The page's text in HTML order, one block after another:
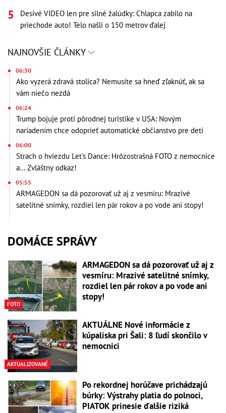
Desivé VIDEO len pre silné žalúdky: Chlapca zabilo na
priechode auto! Telo našli o 150 metrov ďalej
NAJNOVŠIE ČLÁNKY
06:30
Ako vyzerá zdravá stolica? Nemusíte sa hneď zľaknúť, ak sa
vám niečo nezdá
06:24
Trump bojuje proti pôrodnej turistike v USA: Novým
nariadením chce odoprieť automatické občianstvo pre deti
06:00
Strach o hviezdu Let's Dance: Hrôzostrašná FOTO z nemocnice
a... Zvláštny odkaz!
05:55
ARMAGEDON sa dá pozorovať už aj z vesmíru: Mrazivé
satelitné snímky, rozdiel len pár rokov a po vode ani stopy!
DOMÁCE SPRÁVY
FOTO
ARMAGEDON sa dá pozorovať už aj z
vesmíru: Mrazivé satelitné snímky,
rozdiel len pár rokov a po vode ani
stopy!
AKTUALIZOVANÉ
AKTUÁLNE Nové informácie z
kúpaliska pri Šali: 8 ľudí skončilo v
nemocnici
Po rekordnej horúčave prichádzajú
búrky: Výstrahy platia do polnoci,
PIATOK prinesie ďalšie riziká